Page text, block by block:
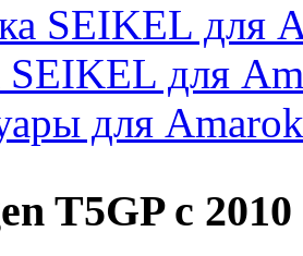
SEIKEL для
SEIKEL для
для Amarok
T5GP c